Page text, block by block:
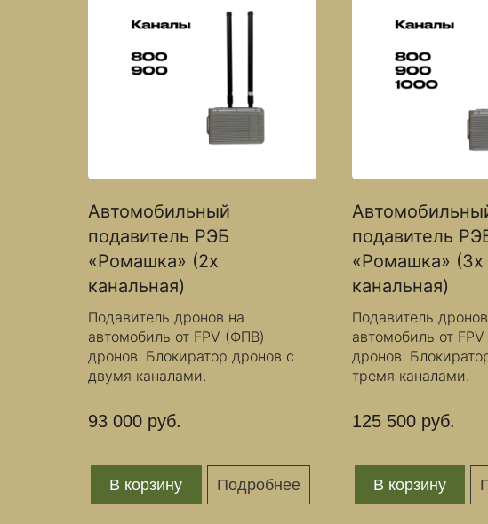
Автомобильный
подавитель РЭБ
«Ромашка» (2х
канальная)
Подавитель дронов на
автомобиль от FPV (ФПВ)
дронов. Блокиратор дронов с
двумя каналами.
93 000 руб.
В корзину Подробнее
подавитель
«Ромашка» (3х
канальная)
Подавитель
автомобиль от
дронов.
тремя каналами.
125 500 руб.
В корзину